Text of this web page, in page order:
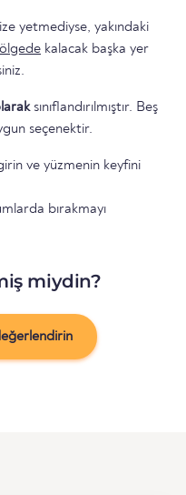
yetmediyse, yakındaki
kalacak başka yer
sınıflandırılmıştır. Beş
seçenektir.
ve yüzmenin keyfini
bırakmayı
miydin?